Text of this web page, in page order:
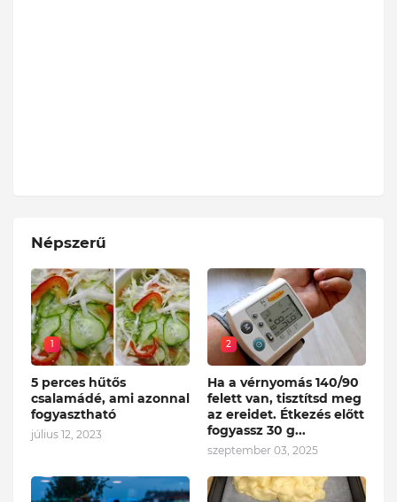
Népszerű
1
5 perces hűtős
csalamádé, ami azonnal
fogyasztható
július 12, 2023
2
Ha a vérnyomás 140/90
felett van, tisztítsd meg
az ereidet. Étkezés előtt
fogyassz 30 g...
szeptember 03, 2025